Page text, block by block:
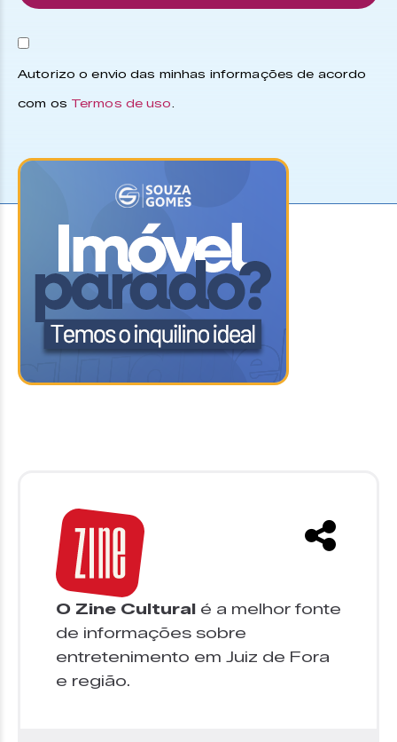
Autorizo o envio das minhas informações de acordo
com os Termos de uso.
O Zine Cultural é a melhor fonte
de informações sobre
entretenimento em Juiz de Fora
e região.